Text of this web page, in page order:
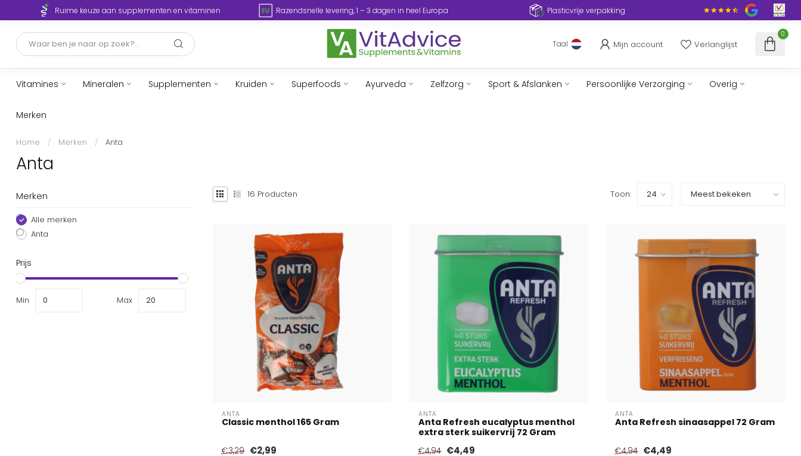
Ruime keuze aan supplementen en vitaminen Razendsnelle levering, 1 – 3 dagen in heel Europa Plasticvrije verpakking
Taal Mijn account Verlanglijst
0
Vitamines Mineralen Supplementen Kruiden Superfoods Ayurveda Zelfzorg Sport & Afslanken Persoonlijke Verzorging Overig
Merken
Home / Merken / Anta
Anta
Merken
Alle merken
Anta
Prijs
Min Max
16 Producten Toon:
ANTA
Classic menthol 165 Gram
€3,29 €2,99
ANTA
Anta Refresh eucalyptus menthol
extra sterk suikervrij 72 Gram
€4,94 €4,49
ANTA
Anta Refresh sinaasappel 72 Gram
€4,94 €4,49